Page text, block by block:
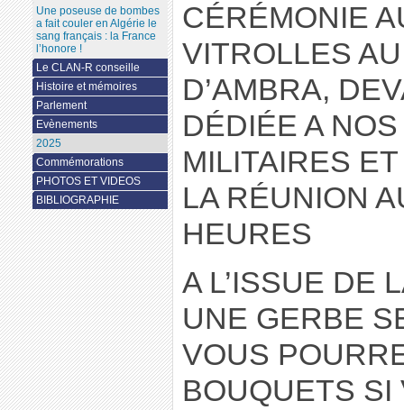
CÉRÉMONIE
VITROLLES
D’AMBRA,
DÉDIÉE A
MILITAIRES
LA RÉUNION
HEURES
A L’ISSUE DE
UNE GERBE
VOUS
BOUQUETS
Une poseuse de bombes
a fait couler en Algérie le
sang français : la France
l’honore !
Le CLAN-R conseille
Histoire et mémoires
Parlement
Evènements
2025
Commémorations
PHOTOS ET VIDEOS
BIBLIOGRAPHIE